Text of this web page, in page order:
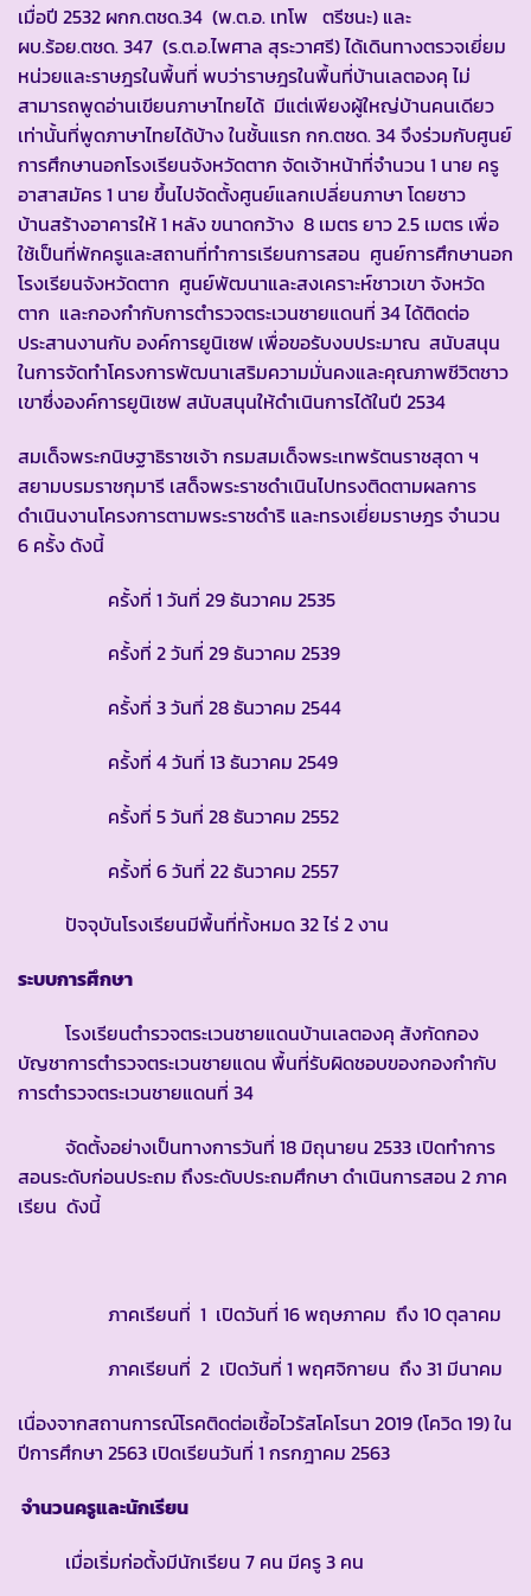
เมื่อปี 2532 ผกก.ตชด.34 (พ.ต.อ. เทโพ ตรีชนะ) และ
ผบ.ร้อย.ตชด. 347 (ร.ต.อ.ไพศาล สุระวาศรี) ได้เดินทางตรวจเยี่ยม
หน่วยและราษฎรในพื้นที่ พบว่าราษฎรในพื้นที่บ้านเลตองคุ ไม่
สามารถพูดอ่านเขียนภาษาไทยได้ มีแต่เพียงผู้ใหญ่บ้านคนเดียว
เท่านั้นที่พูดภาษาไทยได้บ้าง ในชั้นแรก กก.ตชด. 34 จึงร่วมกับศูนย์
การศึกษานอกโรงเรียนจังหวัดตาก จัดเจ้าหน้าที่จำนวน 1 นาย ครู
อาสาสมัคร 1 นาย ขึ้นไปจัดตั้งศูนย์แลกเปลี่ยนภาษา โดยชาว
บ้านสร้างอาคารให้ 1 หลัง ขนาดกว้าง 8 เมตร ยาว 2.5 เมตร เพื่อ
ใช้เป็นที่พักครูและสถานที่ทำการเรียนการสอน ศูนย์การศึกษานอก
โรงเรียนจังหวัดตาก ศูนย์พัฒนาและสงเคราะห์ชาวเขา จังหวัด
ตาก และกองกำกับการตำรวจตระเวนชายแดนที่ 34 ได้ติดต่อ
ประสานงานกับ องค์การยูนิเซฟ เพื่อขอรับงบประมาณ สนับสนุน
ในการจัดทำโครงการพัฒนาเสริมความมั่นคงและคุณภาพชีวิตชาว
เขาซึ่งองค์การยูนิเซฟ สนับสนุนให้ดำเนินการได้ในปี 2534
สมเด็จพระกนิษฐาธิราชเจ้า กรมสมเด็จพระเทพรัตนราชสุดา ฯ
สยามบรมราชกุมารี เสด็จพระราชดำเนินไปทรงติดตามผลการ
ดำเนินงานโครงการตามพระราชดำริ และทรงเยี่ยมราษฎร จำนวน
6 ครั้ง ดังนี้
ครั้งที่ 1 วันที่ 29 ธันวาคม 2535
ครั้งที่ 2 วันที่ 29 ธันวาคม 2539
ครั้งที่ 3 วันที่ 28 ธันวาคม 2544
ครั้งที่ 4 วันที่ 13 ธันวาคม 2549
ครั้งที่ 5 วันที่ 28 ธันวาคม 2552
ครั้งที่ 6 วันที่ 22 ธันวาคม 2557
ปัจจุบันโรงเรียนมีพื้นที่ทั้งหมด 32 ไร่ 2 งาน
ระบบการศึกษา
โรงเรียนตำรวจตระเวนชายแดนบ้านเลตองคุ สังกัดกอง
บัญชาการตำรวจตระเวนชายแดน พื้นที่รับผิดชอบของกองกำกับ
การตำรวจตระเวนชายแดนที่ 34
จัดตั้งอย่างเป็นทางการวันที่ 18 มิถุนายน 2533 เปิดทำการ
สอนระดับก่อนประถม ถึงระดับประถมศึกษา ดำเนินการสอน 2 ภาค
เรียน ดังนี้
ภาคเรียนที่ 1 เปิดวันที่ 16 พฤษภาคม ถึง 10 ตุลาคม
ภาคเรียนที่ 2 เปิดวันที่ 1 พฤศจิกายน ถึง 31 มีนาคม
เนื่องจากสถานการณ์โรคติดต่อเชื้อไวรัสโคโรนา 2019 (โควิด 19) ใน
ปีการศึกษา 2563 เปิดเรียนวันที่ 1 กรกฎาคม 2563
จำนวนครูและนักเรียน
เมื่อเริ่มก่อตั้งมีนักเรียน 7 คน มีครู 3 คน